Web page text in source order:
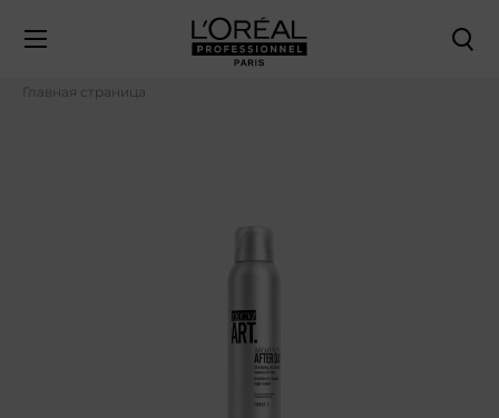
Главная страница